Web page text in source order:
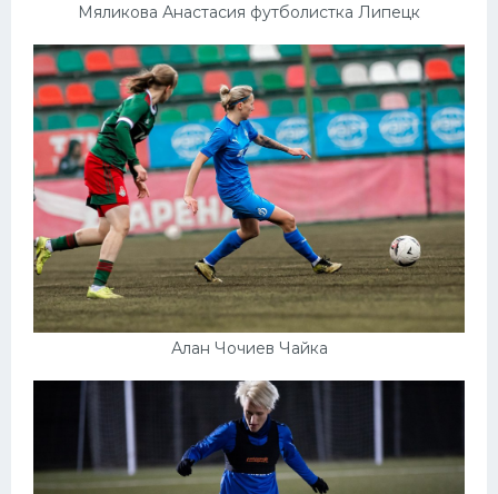
Мяликова Анастасия футболистка Липецк
Алан Чочиев Чайка